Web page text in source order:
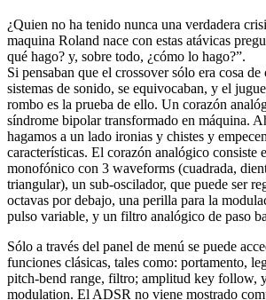
¿Quien no ha tenido nunca una verdadera
maquina Roland nace con estas atávicas
qué hago? y, sobre todo, ¿cómo lo hago?”.
Si pensaban que el crossover sólo era cosa
sistemas de sonido, se equivocaban, y el
rombo es la prueba de ello. Un corazón
síndrome bipolar transformado en máquina.
hagamos a un lado ironias y chistes y
características. El corazón analógico consiste
monofónico con 3 waveforms (cuadrada,
triangular), un sub-oscilador, que puede ser
octavas por debajo, una perilla para la
pulso variable, y un filtro analógico de paso
Sólo a través del panel de menú se puede
funciones clásicas, tales como: portamento,
pitch-bend range, filtro; amplitud key follow,
modulation. El ADSR no viene mostrado